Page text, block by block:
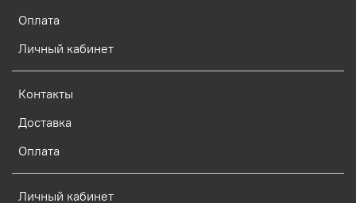
Оплата
Личный кабинет
Контакты
Доставка
Оплата
Личный кабинет